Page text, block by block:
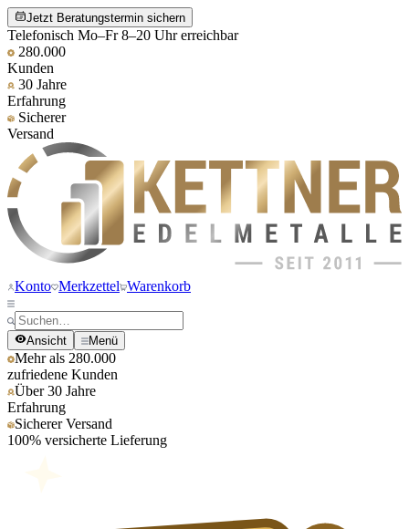
Jetzt Beratungstermin sichern
Telefonisch Mo–Fr 8–20 Uhr erreichbar
280.000
Kunden
30 Jahre
Erfahrung
Sicherer
Versand
Konto Merkzettel Warenkorb
Ansicht Menü
Mehr als 280.000
zufriedene Kunden
Über 30 Jahre
Erfahrung
Sicherer Versand
100% versicherte Lieferung